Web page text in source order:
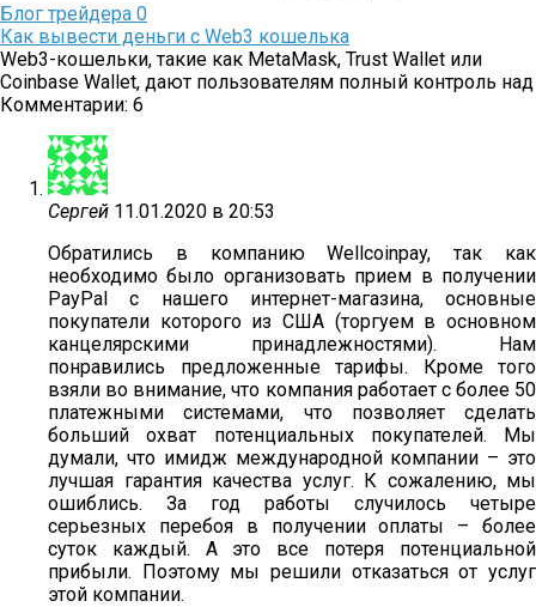
Блог трейдера 0
Как вывести деньги с Web3 кошелька
Web3-кошельки, такие как MetaMask, Trust Wallet или
Coinbase Wallet, дают пользователям полный контроль над
Комментарии: 6
Сергей 11.01.2020 в 20:53
Обратились в компанию Wellcoinpay, так как
необходимо было организовать прием в получении
PayPal с нашего интернет-магазина, основные
покупатели которого из США (торгуем в основном
канцелярскими принадлежностями). Нам
понравились предложенные тарифы. Кроме того
взяли во внимание, что компания работает с более 50
платежными системами, что позволяет сделать
больший охват потенциальных покупателей. Мы
думали, что имидж международной компании – это
лучшая гарантия качества услуг. К сожалению, мы
ошиблись. За год работы случилось четыре
серьезных перебоя в получении оплаты – более
суток каждый. А это все потеря потенциальной
прибыли. Поэтому мы решили отказаться от услуг
этой компании.